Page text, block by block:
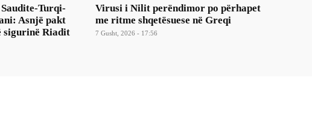
Turqi-
Asnjë pakt
sigurinë Riadit
Virusi i Nilit perëndimor po përhapet
me ritme shqetësuese në Greqi
7 Gusht, 2026 - 17:56